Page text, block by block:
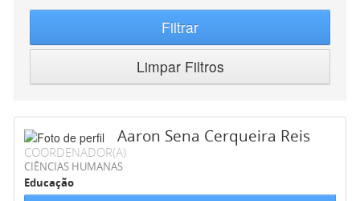
Filtrar
Limpar Filtros
Aaron Sena Cerqueira Reis
COORDENADOR(A)
CIÊNCIAS HUMANAS
Educação